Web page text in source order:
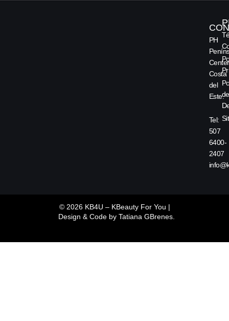
PH
Costa
del
Este.
Tel:
507
6400-
2407
de
© 2026 KB4U – KBeauty For You |
Design & Code by Tatiana GBrenes.